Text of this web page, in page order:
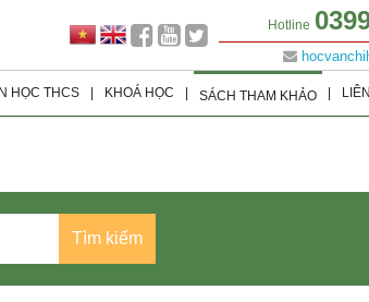
Hotline
HỌC THCS
Tài Liệu Lớp 7
Tài Liệu Lớp 6
KHOÁ HỌC SÁCH THAM KHẢO
Tìm kiếm